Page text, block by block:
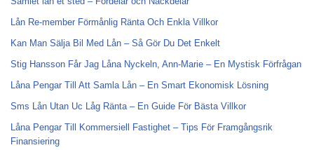
Lån Re-member Förmånlig Ränta Och Enkla Villkor
Kan Man Sälja Bil Med Lån – Så Gör Du Det Enkelt
Stig Hansson Får Jag Låna Nyckeln, Ann-Marie – En Mystisk Förfrågan
Låna Pengar Till Att Samla Lån – En Smart Ekonomisk Lösning
Sms Lån Utan Uc Låg Ränta – En Guide För Bästa Villkor
Låna Pengar Till Kommersiell Fastighet – Tips För Framgångsrik
Finansiering